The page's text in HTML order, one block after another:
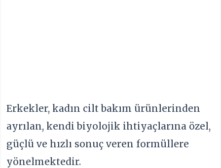
Erkekler, kadın cilt bakım ürünlerinden
ayrılan, kendi biyolojik ihtiyaçlarına özel,
güçlü ve hızlı sonuç veren formüllere
yönelmektedir.